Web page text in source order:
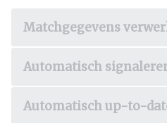
Matchgegevens
Automatisch
Automatisch up-to-